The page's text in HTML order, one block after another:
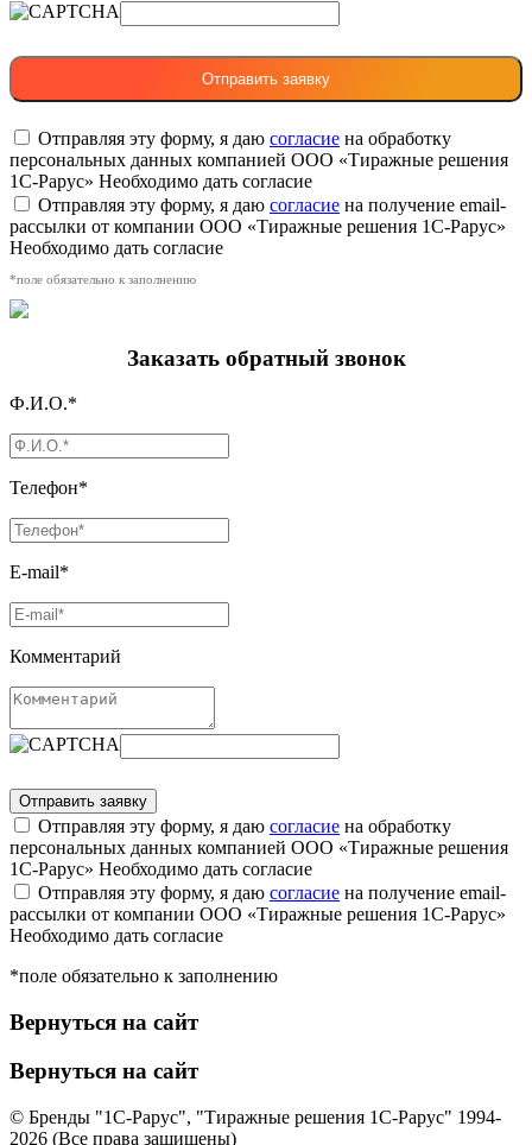
Отправляя эту форму, я даю согласие на обработку
персональных данных компанией ООО «Тиражные решения
1С-Рарус» Необходимо дать согласие
Отправляя эту форму, я даю согласие на получение email-
рассылки от компании ООО «Тиражные решения 1С-Рарус»
Необходимо дать согласие
*поле обязательно к заполнению
Заказать обратный звонок
Ф.И.О.*
Телефон*
E-mail*
Комментарий
Отправляя эту форму, я даю согласие на обработку
персональных данных компанией ООО «Тиражные решения
1С-Рарус» Необходимо дать согласие
Отправляя эту форму, я даю согласие на получение email-
рассылки от компании ООО «Тиражные решения 1С-Рарус»
Необходимо дать согласие
*поле обязательно к заполнению
Вернуться на сайт
Вернуться на сайт
© Бренды "1С-Рарус", "Тиражные решения 1С-Рарус" 1994-
2026 (Все права защищены)